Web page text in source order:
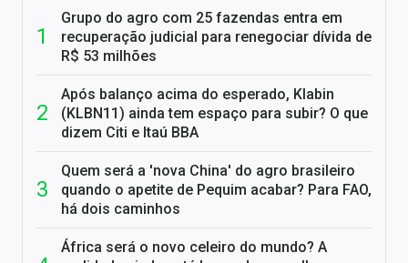
Grupo do agro com 25 fazendas entra em
recuperação judicial para renegociar dívida de
R$ 53 milhões
Após balanço acima do esperado, Klabin
(KLBN11) ainda tem espaço para subir? O que
dizem Citi e Itaú BBA
Quem será a 'nova China' do agro brasileiro
quando o apetite de Pequim acabar? Para FAO,
há dois caminhos
África será o novo celeiro do mundo? A